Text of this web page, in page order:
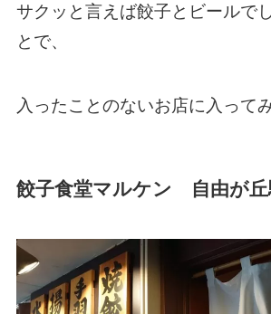
サクッと言えば餃子とビールで
とで、
入ったことのないお店に入って
餃子食堂マルケン 自由が丘